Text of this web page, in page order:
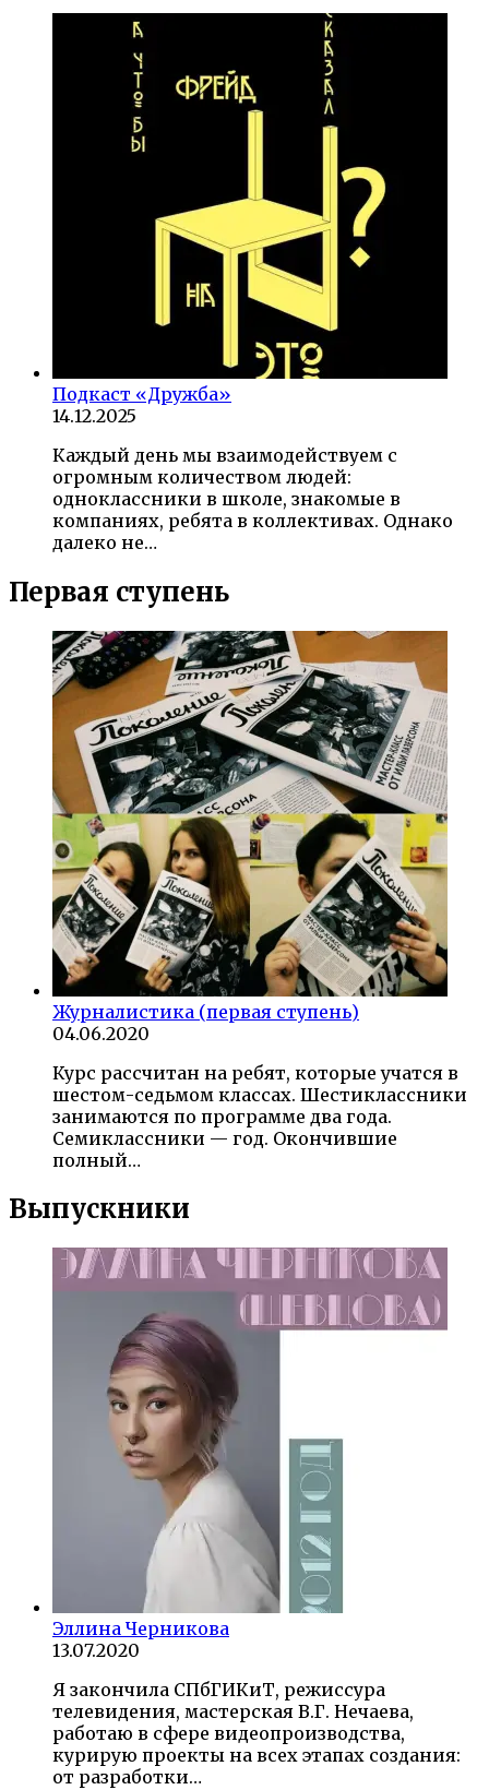
Подкаст «Дружба»
14.12.2025
Каждый день мы взаимодействуем с
огромным количеством людей:
одноклассники в школе, знакомые в
компаниях, ребята в коллективах. Однако
далеко не…
Первая ступень
Журналистика (первая ступень)
04.06.2020
Курс рассчитан на ребят, которые учатся в
шестом-седьмом классах. Шестиклассники
занимаются по программе два года.
Семиклассники — год. Окончившие
полный…
Выпускники
Эллина Черникова
13.07.2020
Я закончила СПбГИКиТ, режиссура
телевидения, мастерская В.Г. Нечаева,
работаю в сфере видеопроизводства,
курирую проекты на всех этапах создания:
от разработки…